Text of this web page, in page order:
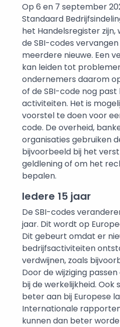
Op 6 en 7 september
Standaard
het Handelsregister zijn,
de SBI-codes
meerdere nieuwe. Een
kan leiden tot
ondernemers daarom
of de SBI-code nog past
activiteiten. Het is
voorstel te doen voor
code. De overheid,
organisaties gebruiken
bijvoorbeeld bij het
geldlening of om het
bepalen.
Iedere 15 jaar
De SBI-codes
jaar. Dit wordt op
Dit gebeurt omdat er
bedrijfsactiviteiten
verdwijnen, zoals
Door de wijziging
bij de werkelijkheid. Ook
beter aan bij Europese
Internationale
kunnen dan beter